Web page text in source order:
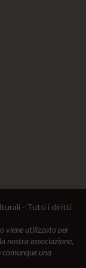
- Tutti i diritti
viene utilizzato per
nostra associazione,
comunque una